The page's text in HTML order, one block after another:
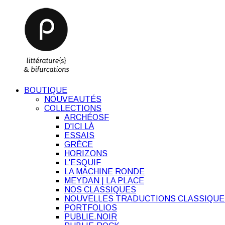
BOUTIQUE
NOUVEAUTÉS
COLLECTIONS
ARCHÉOSF
D'ICI LÀ
ESSAIS
GRÈCE
HORIZONS
L'ESQUIF
LA MACHINE RONDE
MEYDAN | LA PLACE
NOS CLASSIQUES
NOUVELLES TRADUCTIONS
PORTFOLIOS
PUBLIE.NOIR